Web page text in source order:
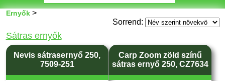
Ernyők>
Sorrend:
Sátras ernyők
Nevis sátrasernyő 250,
7509-251
Carp Zoom zöld színű
sátras ernyő 250, CZ7634